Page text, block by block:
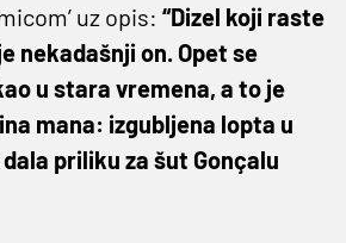
uz opis: “Dizel koji raste
nekadašnji on. Opet se
u stara vremena, a to je
mana: izgubljena lopta u
priliku za šut Gonçalu